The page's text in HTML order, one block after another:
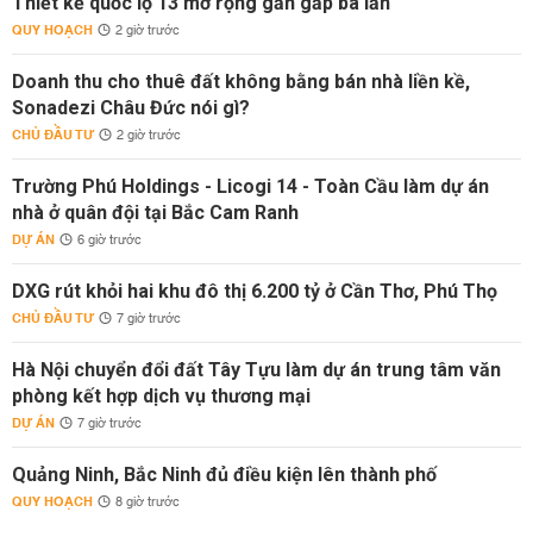
QUY HOẠCH 2 giờ trước
Doanh thu cho thuê đất không bằng bán nhà liền kề,
Sonadezi Châu Đức nói gì?
CHỦ ĐẦU TƯ 2 giờ trước
Trường Phú Holdings - Licogi 14 - Toàn Cầu làm dự án
nhà ở quân đội tại Bắc Cam Ranh
DỰ ÁN 6 giờ trước
DXG rút khỏi hai khu đô thị 6.200 tỷ ở Cần Thơ, Phú Thọ
CHỦ ĐẦU TƯ 7 giờ trước
Hà Nội chuyển đổi đất Tây Tựu làm dự án trung tâm văn
phòng kết hợp dịch vụ thương mại
DỰ ÁN 7 giờ trước
Quảng Ninh, Bắc Ninh đủ điều kiện lên thành phố
QUY HOẠCH 8 giờ trước